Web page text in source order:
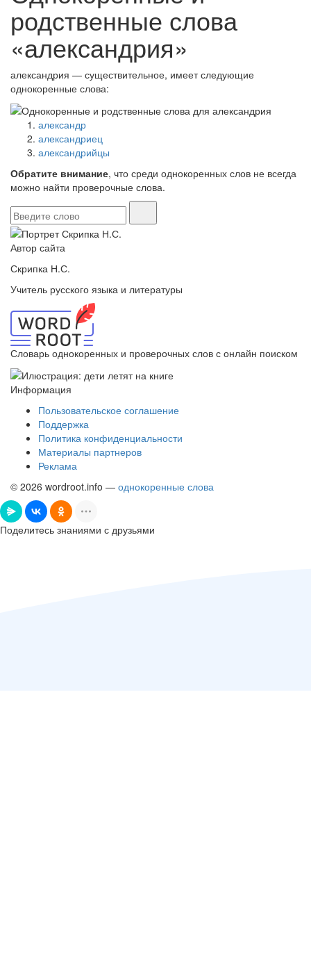
родственные слова
«александрия»
александрия — существительное, имеет следующие
однокоренные слова:
александр
александриец
александрийцы
Обратите внимание, что среди однокоренных слов не всегда
можно найти проверочные слова.
Автор сайта
Скрипка Н.С.
Учитель русского языка и литературы
Словарь однокоренных и проверочных слов с онлайн поиском
Информация
Пользовательское соглашение
Поддержка
Политика конфиденциальности
Материалы партнеров
Реклама
© 2026 wordroot.info — однокоренные слова
Поделитесь знаниями с друзьями